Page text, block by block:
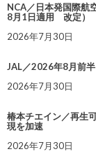
NCA／日本発国際航
8月1日適用 改定）
2026年7月30日
JAL／2026年8月前
2026年7月30日
椿本チエイン／再生
現を加速
2026年7月30日